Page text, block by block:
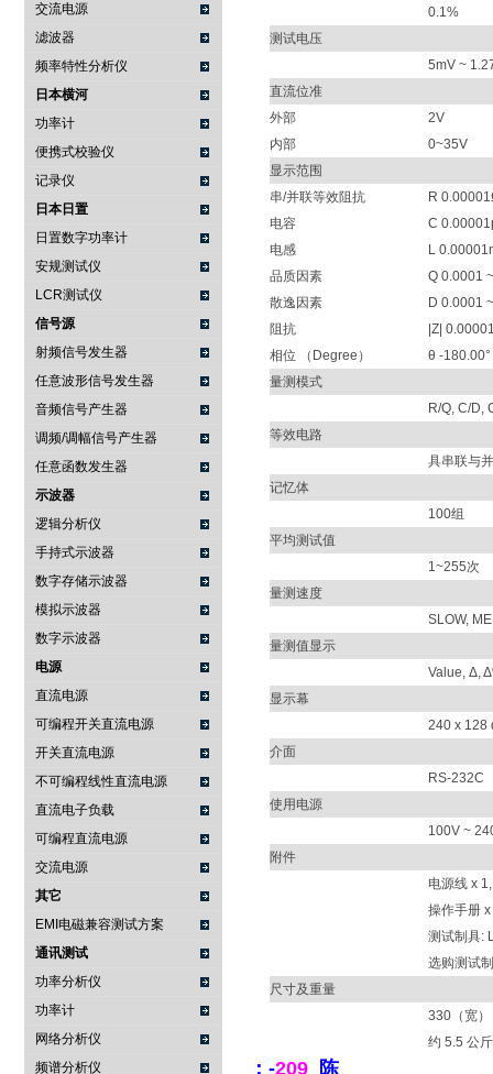
交流电源
滤波器
频率特性分析仪
日本横河
功率计
便携式校验仪
记录仪
日本日置
日置数字功率计
安规测试仪
LCR测试仪
信号源
射频信号发生器
任意波形信号发生器
音频信号产生器
调频/调幅信号产生器
任意函数发生器
示波器
逻辑分析仪
手持式示波器
数字存储示波器
模拟示波器
数字示波器
电源
直流电源
可编程开关直流电源
开关直流电源
不可编程线性直流电源
直流电子负载
可编程直流电源
交流电源
其它
EMI电磁兼容测试方案
通讯测试
功率分析仪
功率计
网络分析仪
频谱分析仪
0.1%
测试电压
5mV ~
直流位准
外部
2V
内部
0~35V
显示范围
串/并联等效阻抗
R
电容
C
电感
L
品质因素
Q 0.0001
散逸因素
D 0.0001
阻抗
|Z|
相位 （Degree）
θ -
量测模式
R/Q, C/D,
等效电路
具串联与
记忆体
100组
平均测试值
1~255次
量测速度
SLOW,
量测值显示
Value, Δ,
显示幕
240 x 128
介面
RS-232C
使用电源
100V ~
附件
电源线 x 1,
操作手册 x
测试制具:
选购测试
尺寸及重量
330（宽
约 5.5 公斤
：-209 陈